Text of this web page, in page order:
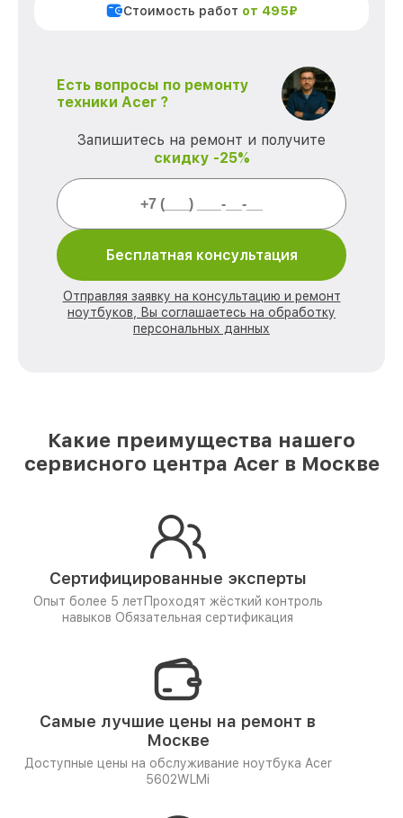
Стоимость работ от 495₽
Есть вопросы по ремонту
техники Acer ?
Запишитесь на ремонт и получите
скидку -25%
Бесплатная консультация
Отправляя заявку на консультацию и ремонт
ноутбуков, Вы соглашаетесь на обработку
персональных данных
Какие преимущества нашего
сервисного центра Acer в Москве
Сертифицированные эксперты
Опыт более 5 лет Проходят жёсткий контроль
навыков Обязательная сертификация
Самые лучшие цены на ремонт в
Москве
Доступные цены на обслуживание ноутбука Acer
5602WLMi